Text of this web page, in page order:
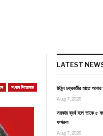
সংবাদ শিরোনাম
LATEST
মিঠুন চক্রবর্তীর হাতে
Aug 7, 2026
সরকার ব্যর্থ বলে তাকে ৫
ফখরুল
Aug 7, 2026